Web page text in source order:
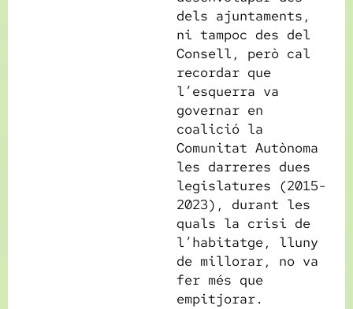
dels ajuntaments,
ni tampoc des del
Consell, però cal
recordar que
l’esquerra va
governar en
coalició la
Comunitat Autònoma
les darreres dues
legislatures (2015-
2023), durant les
quals la crisi de
l’habitatge, lluny
de millorar, no va
fer més que
empitjorar.